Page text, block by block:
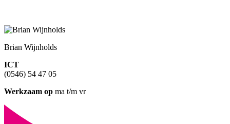
Brian Wijnholds
ICT
(0546) 54 47 05
Werkzaam op ma t/m vr